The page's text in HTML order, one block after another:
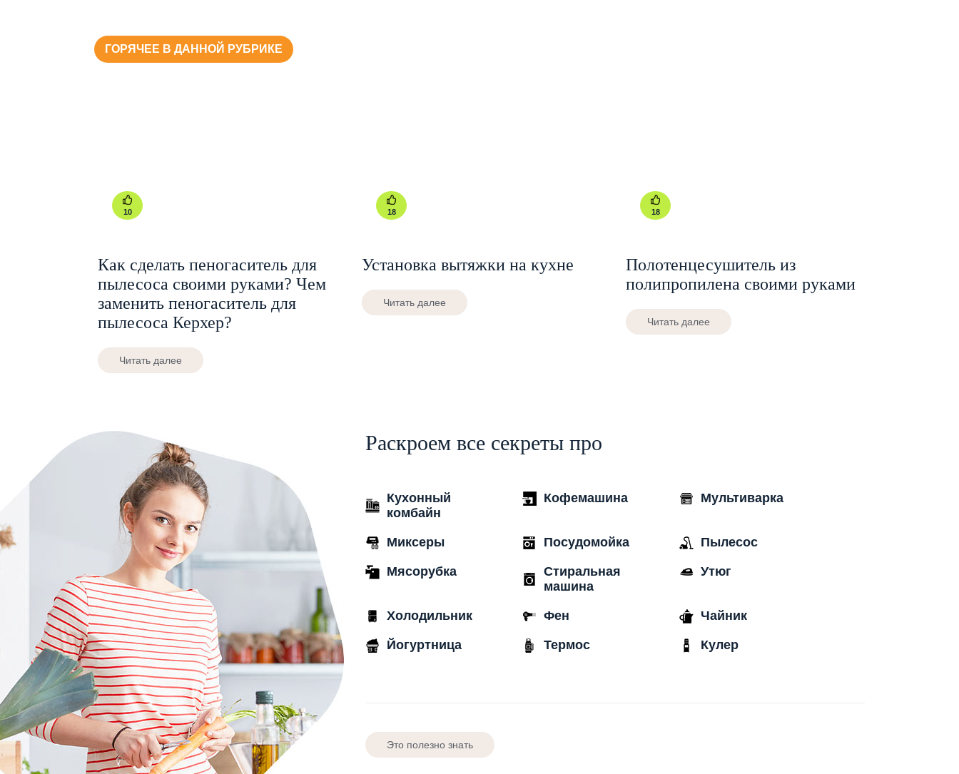
ГОРЯЧЕЕ В ДАННОЙ РУБРИКЕ
10
Как сделать пеногаситель для
пылесоса своими руками? Чем
заменить пеногаситель для
пылесоса Керхер?
Читать далее
18
Установка вытяжки на кухне
Читать далее
18
Полотенцесушитель из
полипропилена своими руками
Читать далее
Раскроем все секреты про
Кухонный
комбайн
Кофемашина Мультиварка
Миксеры Посудомойка Пылесос
Мясорубка
Стиральная
машина
Утюг
Холодильник Фен Чайник
Йогуртница Термос Кулер
Это полезно знать